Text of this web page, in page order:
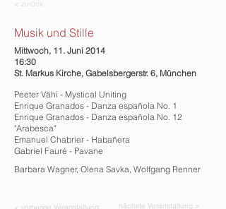
< zurück
Musik und Stille
Mittwoch, 11. Juni 2014
16:30
St. Markus Kirche, Gabelsbergerstr. 6, München
Peeter Vähi - Mystical Uniting
Enrique Granados - Danza española No. 1
Enrique Granados - Danza española No. 12
"Arabesca"
Emanuel Chabrier - Habañera
Gabriel Fauré - Pavane
Barbara Wagner, Olena Savka, Wolfgang Renner
< vorherige Veranstaltung nächste Veranstaltung >